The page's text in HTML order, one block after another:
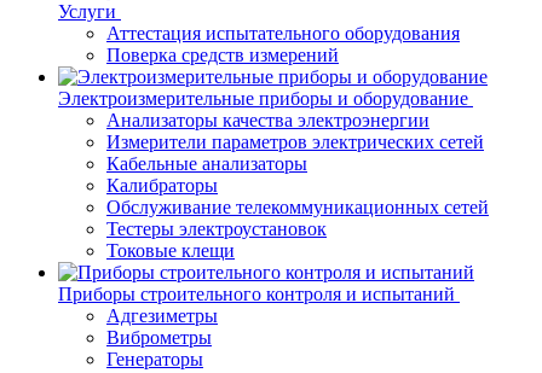
Услуги
Аттестация испытательного оборудования
Поверка средств измерений
Электроизмерительные приборы и оборудование
Анализаторы качества электроэнергии
Измерители параметров электрических сетей
Кабельные анализаторы
Калибраторы
Обслуживание телекоммуникационных сетей
Тестеры электроустановок
Токовые клещи
Приборы строительного контроля и испытаний
Адгезиметры
Виброметры
Генераторы